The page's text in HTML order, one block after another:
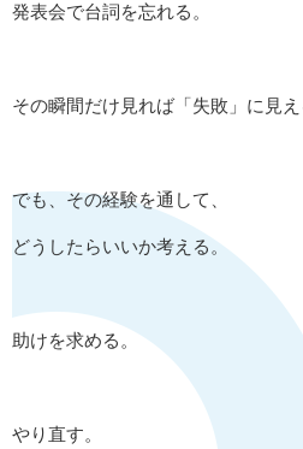
発表会で台詞を忘れる。
その瞬間だけ見れば「失敗」に見え
でも、その経験を通して、
どうしたらいいか考える。
助けを求める。
やり直す。